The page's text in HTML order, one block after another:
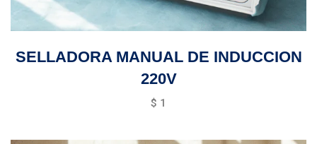
SELLADORA MANUAL DE INDUCCION
220V
$ 1